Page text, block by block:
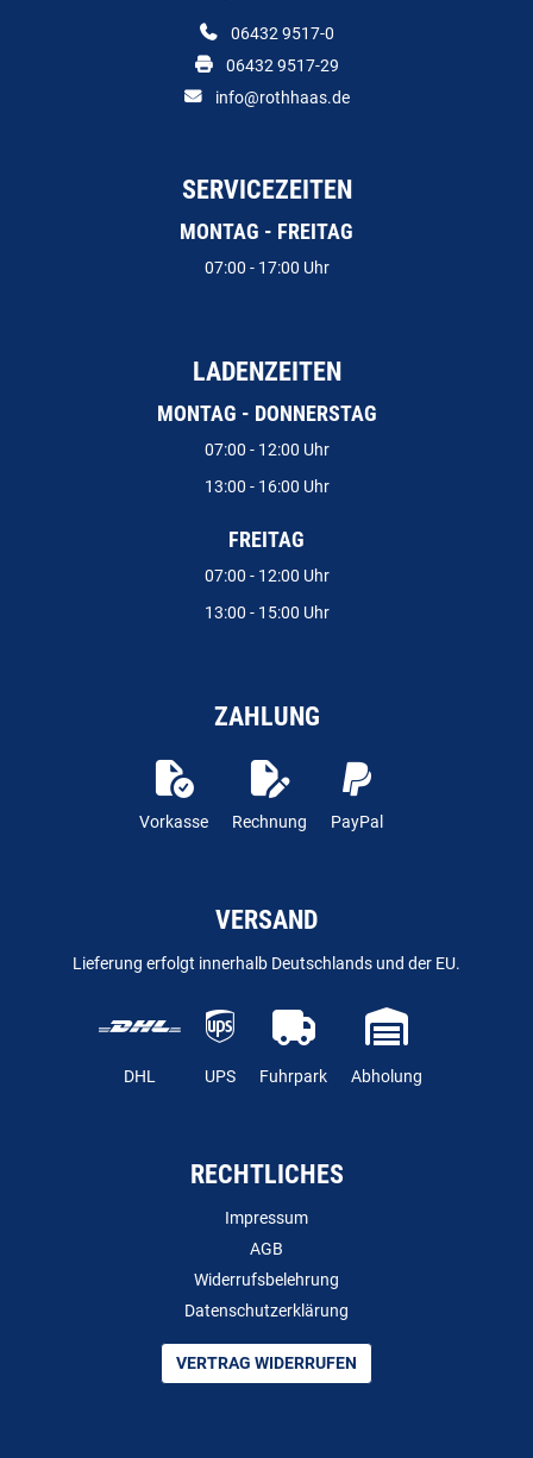
06432 9517-0
06432 9517-29
info@rothhaas.de
SERVICEZEITEN
MONTAG - FREITAG
07:00 - 17:00 Uhr
LADENZEITEN
MONTAG - DONNERSTAG
07:00 - 12:00 Uhr
13:00 - 16:00 Uhr
FREITAG
07:00 - 12:00 Uhr
13:00 - 15:00 Uhr
ZAHLUNG
Vorkasse Rechnung PayPal
VERSAND
Lieferung erfolgt innerhalb Deutschlands und der EU.
DHL UPS Fuhrpark Abholung
RECHTLICHES
Impressum
AGB
Widerrufsbelehrung
Datenschutzerklärung
VERTRAG WIDERRUFEN